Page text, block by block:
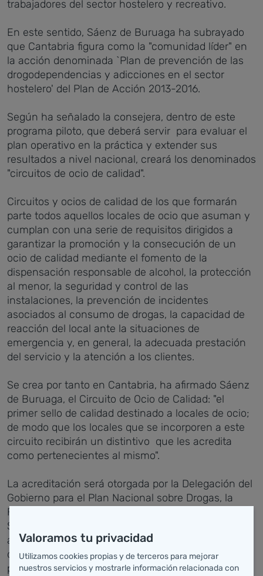
trabajadores del sector hostelero y recreativo.
En este sentido, Sáenz de Buruaga ha subrayado
que Cantabria figura como la "comunidad líder" en
la acción denominada `Plan de prevención de las
drogodependencias y adicciones en el sector
hostelero' del Plan de Acción 2013-2016.
Según ha señalado la consejera, dentro de este
programa piloto, que deberá servir para evaluar el
plan operativo en la práctica y extender sus
resultados a nivel nacional, creará los denominados
"circuitos de ocio de calidad".
Circuitos y ocios de calidad de los que formarán
parte todos aquellos locales de ocio que asuman y
cumplan con una serie de requisitos dirigidos a
garantizar la promoción y la consecución de un
ocio de calidad mediante el fomento de la
dispensación responsable de alcohol, la protección
al menor, la seguridad y control de las
instalaciones, la prevención de incidentes
asociados al consumo de drogas, la capacidad de
reacción del local ante la situaciones de
emergencia y, en general, la adecuada prestación
del servicio y la atención a los clientes.
Se crea por tanto en Cantabria, ha afirmado Sáenz
de Buruaga, el Circuito de Ocio de Calidad: "el
primer sello de calidad destinado a locales de ocio;
de modo que los locales que se incorporen a este
circuito recibirán un distintivo que les acredita
como pertenecientes al mismo".
La acreditación será otorgada por la Delegación del
Gobierno para el Plan Nacional sobre Drogas, la
Federación española de Hostelería, la Consejería de
Sanidad y Servicios Sociales y por los
ayuntamientos participantes por un año de
duración. Las empresas y establecimientos que
pertenezcan al circuito deberán llevar a cabo una
Valoramos tu privacidad
Utilizamos cookies propias y de terceros para mejorar
nuestros servicios y mostrarle información relacionada con